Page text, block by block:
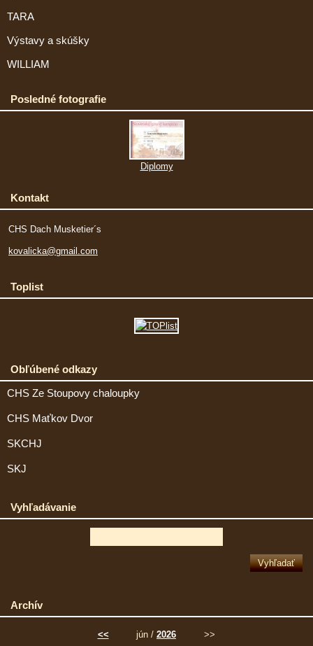
TARA
Výstavy a skúšky
WILLIAM
Posledné fotografie
Diplomy
Kontakt
CHS Dach Musketier´s
kovalicka@gmail.com
Toplist
Obľúbené odkazy
CHS Ze Stoupovy chaloupky
CHS Maťkov Dvor
SKCHJ
SKJ
Vyhľadávanie
Archív
<< jún / 2026 >>